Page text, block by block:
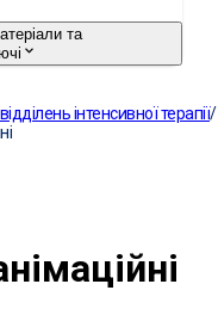
та
інтенсивної терапії/